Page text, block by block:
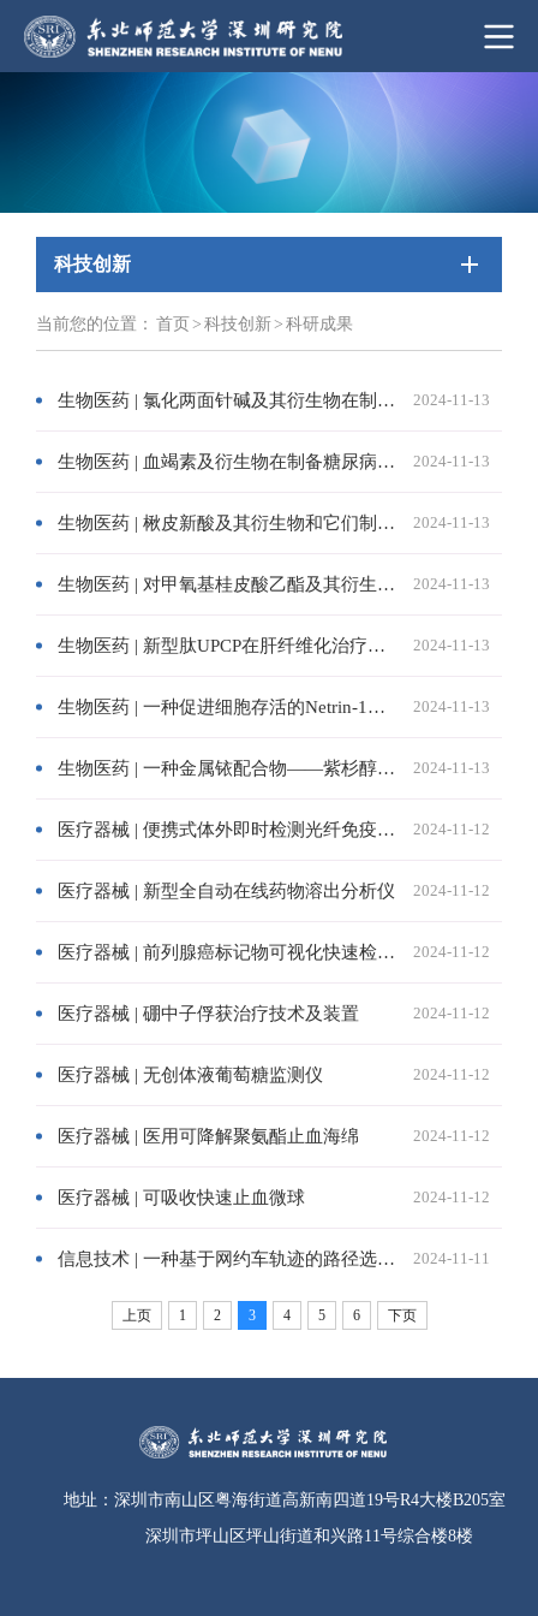
科技创新
当前您的位置： 首页> 科技创新> 科研成果
2024-11-13
生物医药 | 氯化两面针碱及其衍生物在制备防治皮肤病药物中的应用
2024-11-13
生物医药 | 血竭素及衍生物在制备糖尿病药物中的应用
2024-11-13
生物医药 | 楸皮新酸及其衍生物和它们制备方法及医学用途
2024-11-13
生物医药 | 对甲氧基桂皮酸乙酯及其衍生物在维持干细胞自我更新和多潜能性中的应用
2024-11-13
生物医药 | 新型肽UPCP在肝纤维化治疗中的应用
2024-11-13
生物医药 | 一种促进细胞存活的Netrin-1模拟肽、Netrin-1截短多肽及其应用
2024-11-13
生物医药 | 一种金属铱配合物——紫杉醇偶联物及其制备方法和应用
2024-11-12
医疗器械 | 便携式体外即时检测光纤免疫传感分析仪
2024-11-12
医疗器械 | 新型全自动在线药物溶出分析仪
2024-11-12
医疗器械 | 前列腺癌标记物可视化快速检测技术
2024-11-12
医疗器械 | 硼中子俘获治疗技术及装置
2024-11-12
医疗器械 | 无创体液葡萄糖监测仪
2024-11-12
医疗器械 | 医用可降解聚氨酯止血海绵
2024-11-12
医疗器械 | 可吸收快速止血微球
2024-11-11
信息技术 | 一种基于网约车轨迹的路径选择潜在因素可视分析方法
上页 1 2 3 4 5 6 下页
地址： 深圳市南山区粤海街道高新南四道19号R4大楼B205室
深圳市坪山区坪山街道和兴路11号综合楼8楼